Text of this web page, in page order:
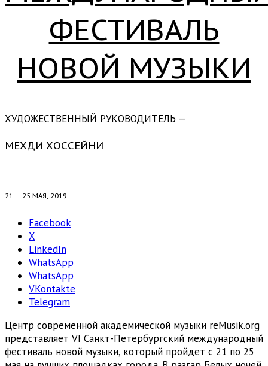
ФЕСТИВАЛЬ
НОВОЙ МУЗЫКИ
ХУДОЖЕСТВЕННЫЙ РУКОВОДИТЕЛЬ —
МЕХДИ ХОССЕЙНИ
21 — 25 МАЯ, 2019
Facebook
X
LinkedIn
WhatsApp
WhatsApp
VKontakte
Telegram
Центр современной академической музыки reMusik.org
представляет VI Санкт-Петербургский международный
фестиваль новой музыки, который пройдет с 21 по 25